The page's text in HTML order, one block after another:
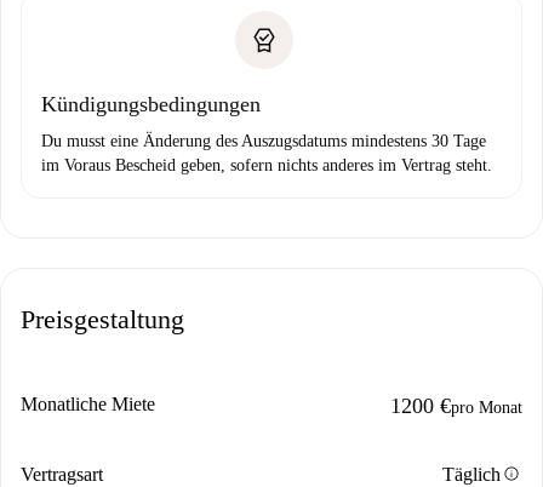
Kündigungsbedingungen
Du musst eine Änderung des Auszugsdatums mindestens 30 Tage
im Voraus Bescheid geben, sofern nichts anderes im Vertrag steht.
Preisgestaltung
Monatliche Miete 1200 €pro Monat
Vertragsart Täglichinfo